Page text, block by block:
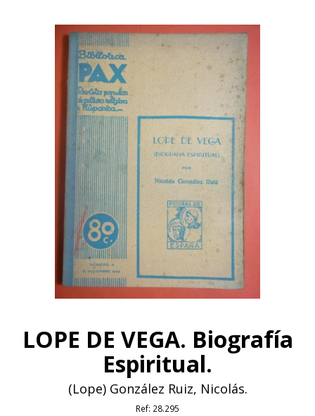
LOPE DE VEGA. Biografía
Espiritual.
(Lope) González Ruiz, Nicolás.
Ref: 28.295